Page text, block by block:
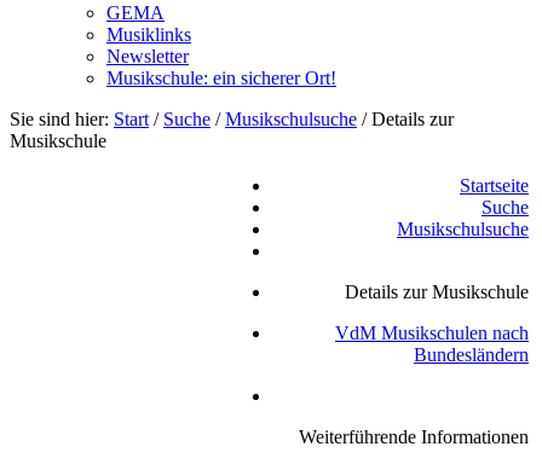
GEMA
Musiklinks
Newsletter
Musikschule: ein sicherer Ort!
Sie sind hier: Start / Suche /Musikschulsuche /Details zur
Musikschule
Startseite
Suche
Musikschulsuche
Details zur Musikschule
VdM Musikschulen nach
Bundesländern
Weiterführende Informationen